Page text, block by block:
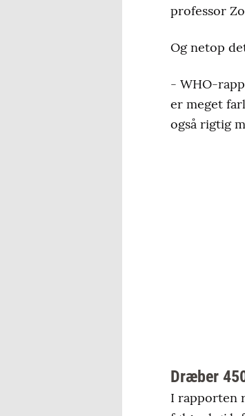
professor
Og netop
- WHO-
er meget
også rigtig
Dræber
I rapporten